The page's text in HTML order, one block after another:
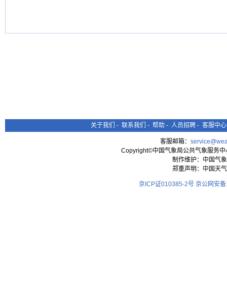
关于我们 - 联系我们 - 帮助 - 人员招聘 - 客服中心
客服邮箱：
Copyright©中国气象局公共气象服务
制作维护：中国气
郑重声明：中国天
京ICP证010385-2号 京公网安